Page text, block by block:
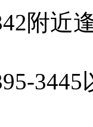
附近
3445